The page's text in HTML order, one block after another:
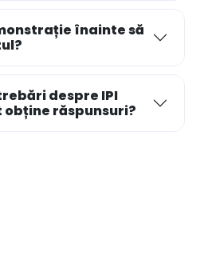
înainte să
despre IPI
obține răspunsuri?